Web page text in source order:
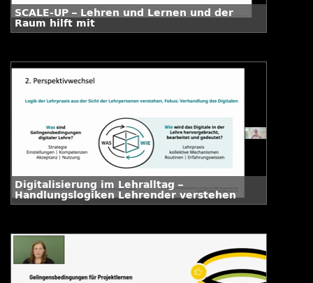
SCALE-UP – Lehren und Lernen und der
Raum hilft mit
Digitalisierung im Lehralltag –
Handlungslogiken Lehrender verstehen